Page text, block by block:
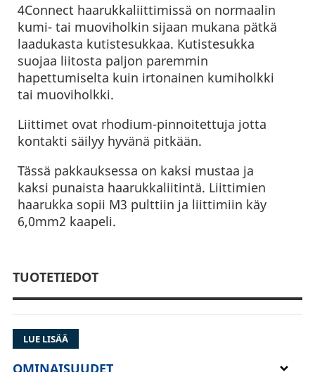
4Connect haarukkaliittimissä on normaalin
kumi- tai muoviholkin sijaan mukana pätkä
laadukasta kutistesukkaa. Kutistesukka
suojaa liitosta paljon paremmin
hapettumiselta kuin irtonainen kumiholkki
tai muoviholkki.
Liittimet ovat rhodium-pinnoitettuja jotta
kontakti säilyy hyvänä pitkään.
Tässä pakkauksessa on kaksi mustaa ja
kaksi punaista haarukkaliitintä. Liittimien
haarukka sopii M3 pulttiin ja liittimiin käy
6,0mm2 kaapeli.
TUOTETIEDOT
LUE LISÄÄ
OMINAISUUDET